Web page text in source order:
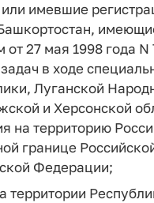
имевшие
27 мая 1998 года
в ходе
Луганской
и Херсонской
на территорию
границе
Федерации;